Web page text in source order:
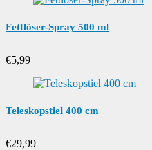
Fettlöser-Spray 500 ml
€5,99
Teleskopstiel 400 cm
€29,99